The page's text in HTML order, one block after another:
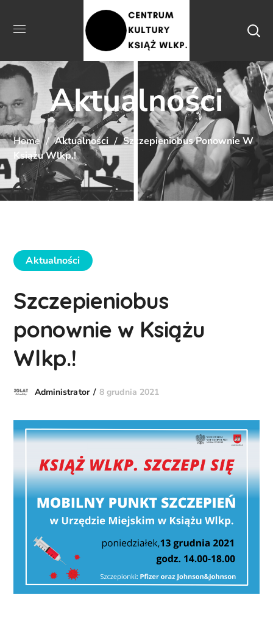
Aktualności
Home Aktualności
Szczepieniobus Ponownie W
Książu Wlkp.!
Aktualności
Szczepieniobus
ponownie w Książu
Wlkp.!
Administrator 8 grudnia 2021